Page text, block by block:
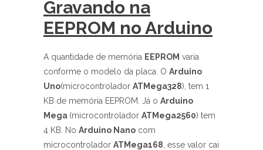
Gravando na
EEPROM no Arduino
A quantidade de memória EEPROM varia
conforme o modelo da placa. O Arduino
Uno(microcontrolador ATMega328), tem 1
KB de memória EEPROM. Já o Arduino
Mega (microcontrolador ATMega2560) tem
4 KB. No Arduino Nano com
microcontrolador ATMega168 , esse valor cai